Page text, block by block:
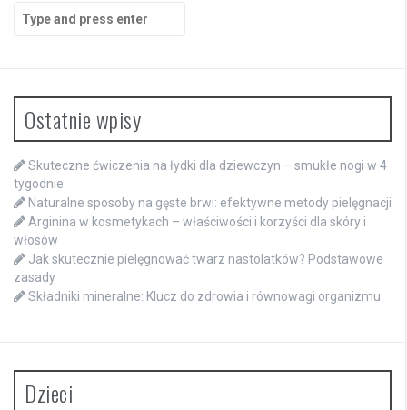
for:
Ostatnie wpisy
Skuteczne ćwiczenia na łydki dla dziewczyn – smukłe nogi w 4
tygodnie
Naturalne sposoby na gęste brwi: efektywne metody pielęgnacji
Arginina w kosmetykach – właściwości i korzyści dla skóry i
włosów
Jak skutecznie pielęgnować twarz nastolatków? Podstawowe
zasady
Składniki mineralne: Klucz do zdrowia i równowagi organizmu
Dzieci